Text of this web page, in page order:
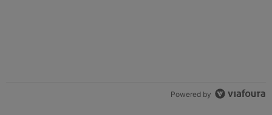
Powered by